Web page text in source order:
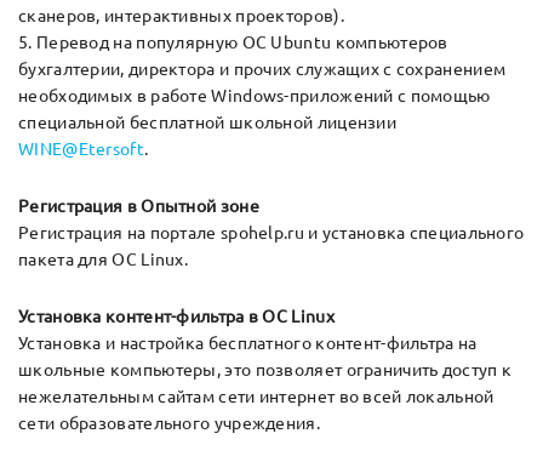
сканеров, интерактивных проекторов).
5. Перевод на популярную ОС Ubuntu компьютеров
бухгалтерии, директора и прочих служащих с сохранением
необходимых в работе Windows-приложений с помощью
специальной бесплатной школьной лицензии
WINE@Etersoft.
Регистрация в Опытной зоне
Регистрация на портале spohelp.ru и установка специального
пакета для ОС Linux.
Установка контент-фильтра в ОС Linux
Установка и настройка бесплатного контент-фильтра на
школьные компьютеры, это позволяет ограничить доступ к
нежелательным сайтам сети интернет во всей локальной
сети образовательного учреждения.